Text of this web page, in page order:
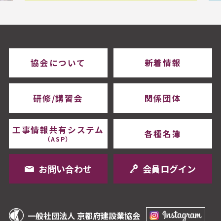
協会について 新着情報
研修/講習会 関係団体
工事情報共有システム
（ASP） 各種名簿
会員ログイン
お問い合わせ
一般社団法人 京都府建設業協会